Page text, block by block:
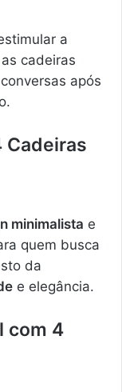
a
cadeiras
após
Cadeiras
minimalista e
quem busca
da
e elegância.
com 4